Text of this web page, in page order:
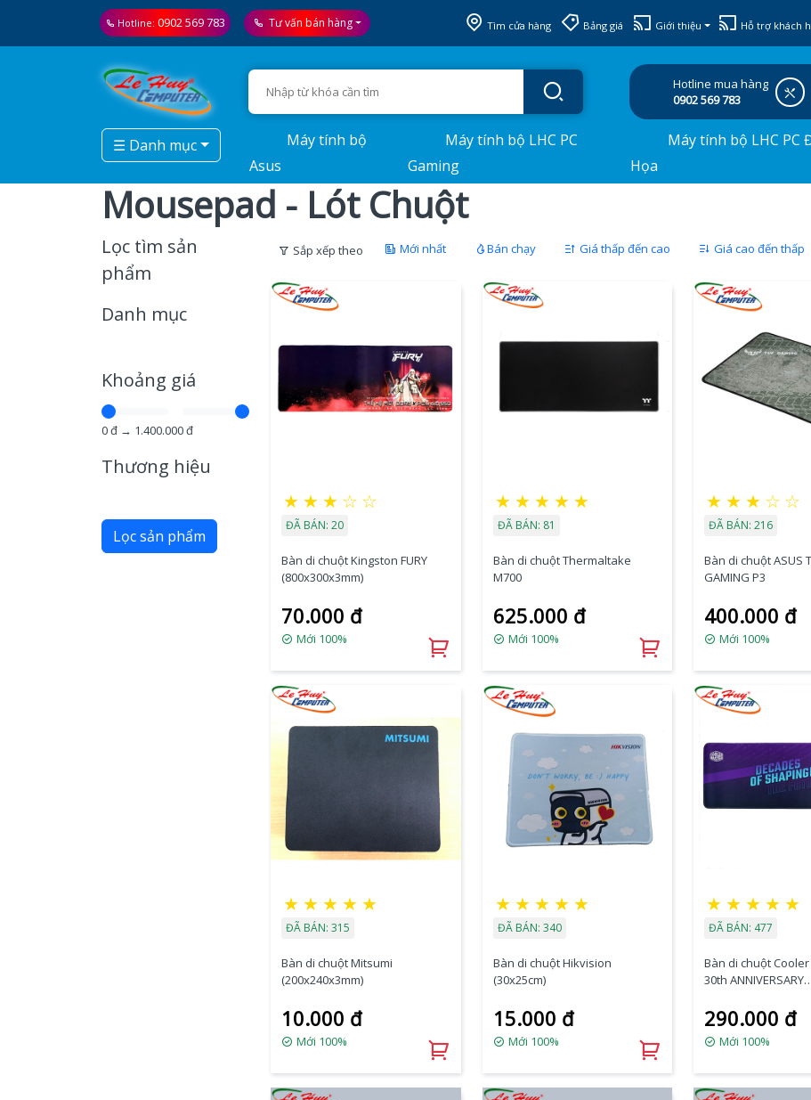
Hotline: 0902 569 783 Tư vấn bán hàng Tìm cửa hàng Bảng giá Giới thiệu Hỗ trợ khách
Hotline mua hàng
0902 569 783
☰ Danh mục
Máy tính bộ
Asus
Máy tính bộ LHC PC
Gaming
Máy tính bộ LHC PC
Họa
Mousepad - Lót Chuột
Lọc tìm sản
phẩm
Danh mục
Khoảng giá
0đ → 1.400.000đ
Thương hiệu
Lọc sản phẩm
Sắp xếp theo Mới nhất Bán chạy Giá thấp đến cao Giá cao đến thấp
★ ★ ★ ☆ ☆
ĐÃ BÁN: 20
Bàn di chuột Kingston FURY
(800x300x3mm)
70.000 đ
Mới 100%
★ ★ ★ ★ ★
ĐÃ BÁN: 81
Bàn di chuột Thermaltake
M700
625.000 đ
Mới 100%
★ ★ ★ ☆ ☆
ĐÃ BÁN: 216
Bàn di chuột ASUS
GAMING P3
400.000 đ
Mới 100%
★ ★ ★ ★ ★
ĐÃ BÁN: 315
Bàn di chuột Mitsumi
(200x240x3mm)
10.000 đ
Mới 100%
★ ★ ★ ★ ★
ĐÃ BÁN: 340
Bàn di chuột Hikvision
(30x25cm)
15.000 đ
Mới 100%
★ ★ ★ ★ ★
ĐÃ BÁN: 477
Bàn di chuột
30th ANNIVERSARY
290.000 đ
Mới 100%